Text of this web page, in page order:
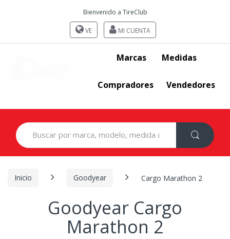
Bienvenido a TireClub
VE MI CUENTA
Marcas Medidas
Compradores Vendedores
Search
for:
Inicio Goodyear Cargo Marathon 2
Goodyear Cargo
Marathon 2